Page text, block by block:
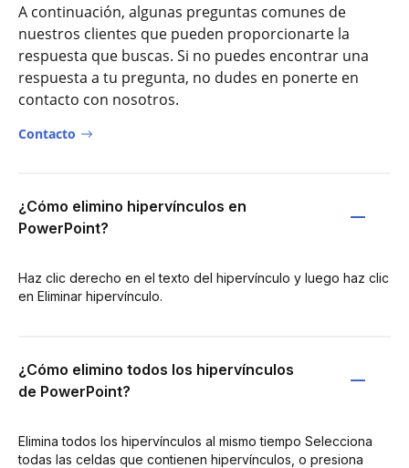
A continuación, algunas preguntas comunes de
nuestros clientes que pueden proporcionarte la
respuesta que buscas. Si no puedes encontrar una
respuesta a tu pregunta, no dudes en ponerte en
contacto con nosotros.
Contacto
¿Cómo elimino hipervínculos en
PowerPoint?
Haz clic derecho en el texto del hipervínculo y luego haz clic
en Eliminar hipervínculo.
¿Cómo elimino todos los hipervínculos
de PowerPoint?
Elimina todos los hipervínculos al mismo tiempo Selecciona
todas las celdas que contienen hipervínculos, o presiona